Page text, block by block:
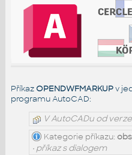
Příkaz OPENDWFMARKUPv
programu AutoCAD:
V AutoCADu od verze
Kategorie příkazu:
• příkaz s dialogem